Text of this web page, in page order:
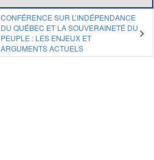
CONFÉRENCE SUR L’INDÉPENDANCE
DU QUÉBEC ET LA SOUVERAINETÉ DU
PEUPLE : LES ENJEUX ET
ARGUMENTS ACTUELS